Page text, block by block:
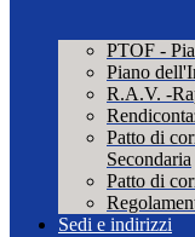
PTOF -
Piano
R.A.V. -
Patto di
Secondaria
Patto di
Sedi e indirizzi